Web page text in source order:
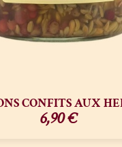
CONFITS AUX
6,90€